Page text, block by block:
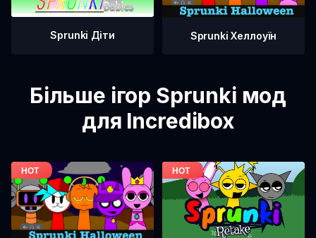
Sprunki Діти Sprunki Хеллоуїн
Більше ігор Sprunki мод
для Incredibox